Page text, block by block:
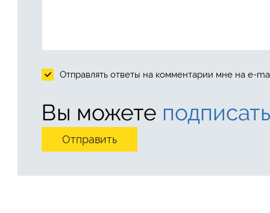
Отправлять ответы на комментарии мне на e-
Вы можете